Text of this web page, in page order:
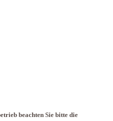
beachten Sie bitte die